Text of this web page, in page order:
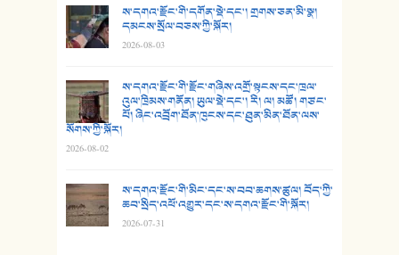
25. མགྲོན་པོ།
26. ཨ་མའི་ཐང་ཁུག
27. ལྕེ་བདེ་ཞོལ་གྱི་པང་གདན།
28. སྟོད་གཞས། - ཕན་ཐོག
30. སི་ལིང་འབྲི་མོ། - ཕན་ཐོག
31. ཕ་ཡུལ་ཡར་ཀླུང་།
ས་དགའ་རྫོང་གི་དགོན་སྡེ་དང་། གྲགས་ཅན་མི་སྣ།
དམངས་སྲོལ་བཅས་ཀྱི་སྐོར།
2026-08-03
ས་དགའ་རྫོང་གི་རྫོང་གཞིས་འགྲོ་སྟངས་དང་ཁྲལ་
འུལ་ཁྲིམས་གནོན། ཡུལ་སྡེ་དང་། རི། ལ། མཚོ། གཙང་
པོ། ཞིང་འབྲོག་ཐོན་ཁུངས་དང་ཐུན་མིན་ཐོན་ལས་
སོགས་ཀྱི་སྐོར།
2026-08-02
ས་དགའ་རྫོང་གི་མིང་དང་ས་བབ་ཆགས་ཚུལ། བོད་ཀྱི་
ཆབ་སྲིད་འཕོ་འགྱུར་དང་ས་དགའ་རྫོང་གི་སྐོར།
2026-07-31